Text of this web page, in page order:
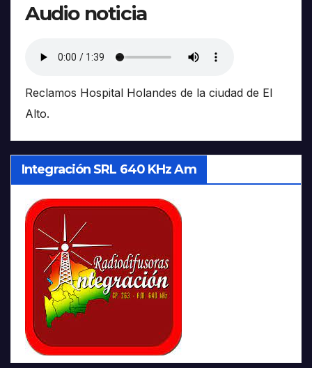
Audio noticia
Reclamos Hospital Holandes de la ciudad de El
Alto.
Integración SRL 640 KHz Am